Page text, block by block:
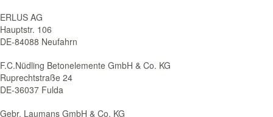
ERLUS AG
Hauptstr. 106
DE-84088 Neufahrn
F.C.Nüdling Betonelemente GmbH & Co. KG
Ruprechtstraße 24
DE-36037 Fulda
Gebr. Laumans GmbH & Co. KG